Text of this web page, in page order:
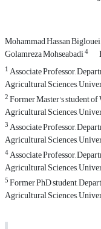
Mohammad Hassan Biglouei
Golamreza Mohseabadi4
1Associate Professor,
Agricultural Sciences,
2Former Master's student
Agricultural Sciences,
3Associate Professor,
Agricultural Sciences,
4Associate Professor,
Agricultural Sciences,
5Former PhD student,
Agricultural Sciences,